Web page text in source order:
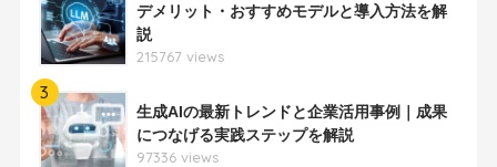
デメリット・おすすめモデルと導入方法を解
説
215767 views
3
生成AIの最新トレンドと企業活用事例｜成果
につなげる実践ステップを解説
97336 views